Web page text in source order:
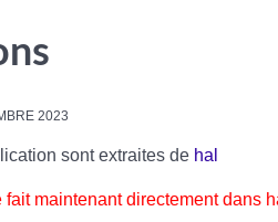
2023
sont extraites de hal
fait maintenant directement dans